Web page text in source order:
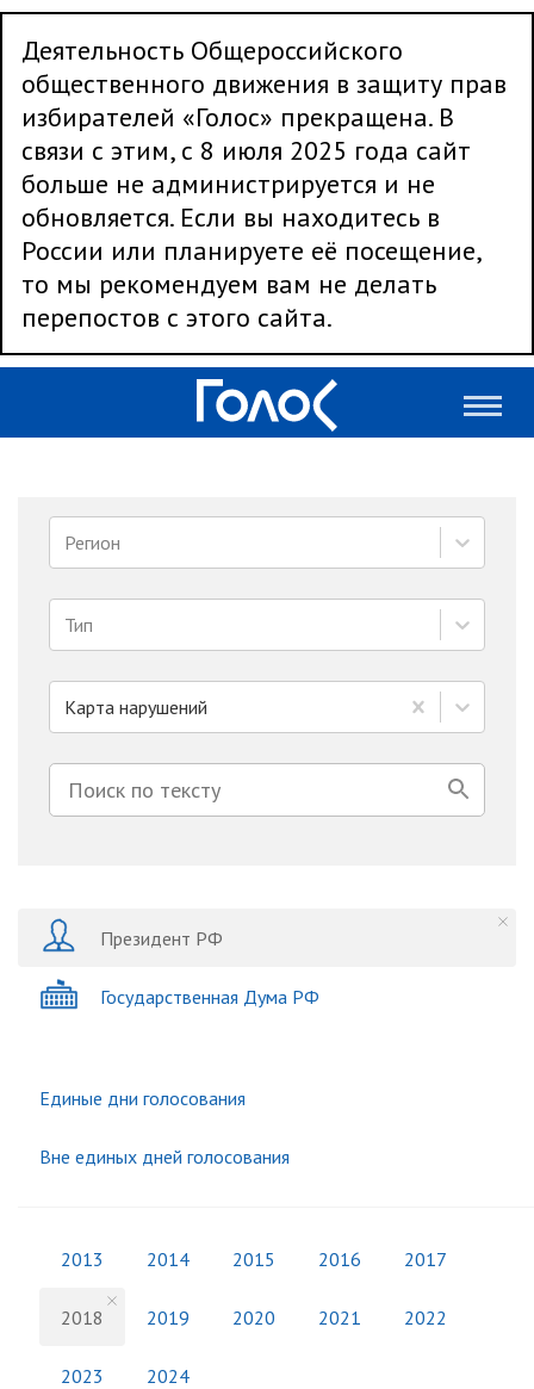
Деятельность Общероссийского
общественного движения в защиту прав
избирателей «Голос» прекращена. В
связи с этим, с 8 июля 2025 года сайт
больше не администрируется и не
обновляется. Если вы находитесь в
России или планируете её посещение,
то мы рекомендуем вам не делать
перепостов с этого сайта.
Регион
Тип
Карта нарушений
Президент РФ
Государственная Дума РФ
Единые дни голосования
Вне единых дней голосования
2013 2014 2015 2016 2017
2018 2019 2020 2021 2022
2023 2024